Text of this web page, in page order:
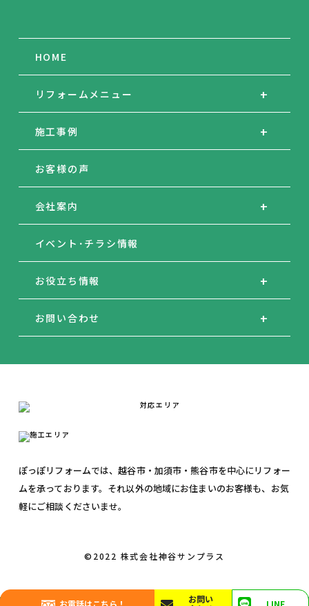
お電話はこちら！
お問い
LINE
HOME
リフォームメニュー
施工事例
お客様の声
会社案内
イベント･チラシ情報
お役立ち情報
お問い合わせ
ぽっぽリフォームでは、越谷市・加須市・熊谷市を中心にリフォー
ムを承っております。それ以外の地域にお住まいのお客様も、お気
軽にご相談くださいませ。
©2022 株式会社神谷サンプラス